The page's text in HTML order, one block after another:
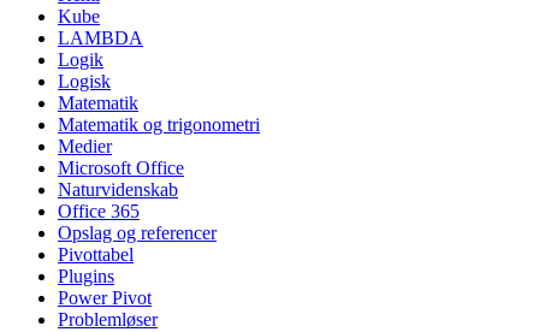
Kube
LAMBDA
Logik
Logisk
Matematik
Matematik og trigonometri
Medier
Microsoft Office
Naturvidenskab
Office 365
Opslag og referencer
Pivottabel
Plugins
Power Pivot
Problemløser